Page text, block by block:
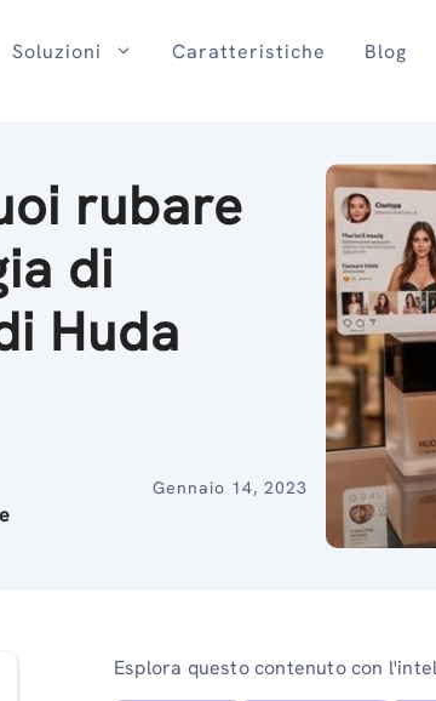
Soluzioni Caratteristiche Blog
rubare
di
Huda
Gennaio 14, 2023
Esplora questo contenuto con